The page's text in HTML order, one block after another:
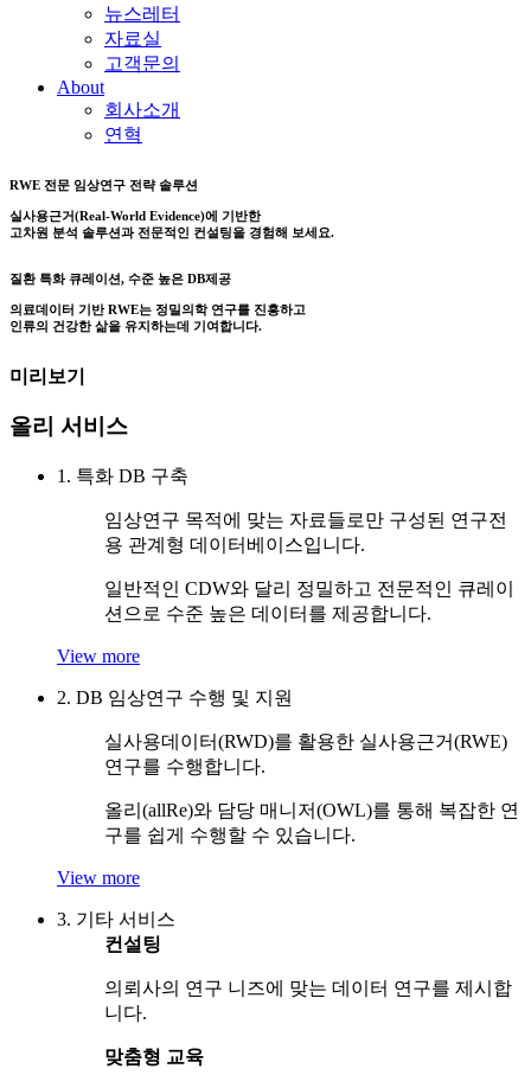
뉴스레터
자료실
고객문의
About
회사소개
연혁
RWE 전문 임상연구 전략 솔루션
실사용근거(Real-World Evidence)에 기반한
고차원 분석 솔루션과 전문적인 컨설팅을 경험해 보세요.
질환 특화 큐레이션, 수준 높은 DB제공
의료데이터 기반 RWE는 정밀의학 연구를 진흥하고
인류의 건강한 삶을 유지하는데 기여합니다.
미리보기
올리 서비스
1. 특화 DB 구축
임상연구 목적에 맞는 자료들로만 구성된 연구전
용 관계형 데이터베이스입니다.
일반적인 CDW와 달리 정밀하고 전문적인 큐레이
션으로 수준 높은 데이터를 제공합니다.
View more
2. DB 임상연구 수행 및 지원
실사용데이터(RWD)를 활용한 실사용근거(RWE)
연구를 수행합니다.
올리(allRe)와 담당 매니저(OWL)를 통해 복잡한 연
구를 쉽게 수행할 수 있습니다.
View more
3. 기타 서비스
컨설팅
의뢰사의 연구 니즈에 맞는 데이터 연구를 제시합
니다.
맞춤형 교육